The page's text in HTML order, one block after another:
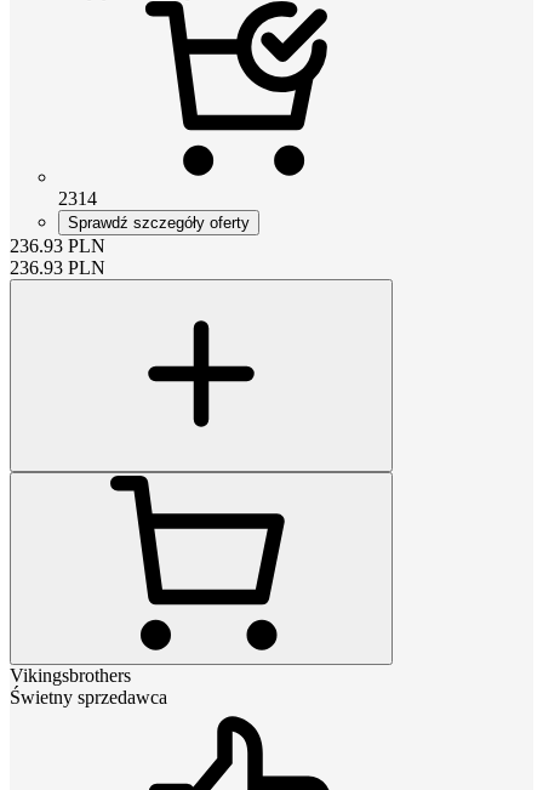
2314
Sprawdź szczegóły oferty
236.93 PLN
236.93 PLN
Vikingsbrothers
Świetny sprzedawca